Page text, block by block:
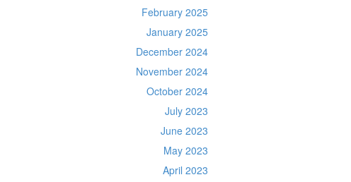
February 2025
January 2025
December 2024
November 2024
October 2024
July 2023
June 2023
May 2023
April 2023